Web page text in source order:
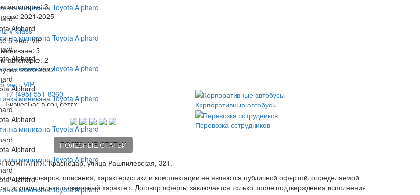
минивэна Toyota Alphard
Alphard
минивэна Toyota Alphard
Alphard
минивэна Toyota Alphard
Alphard
минивэна Toyota Alphard
Alphard
минивэна Toyota Alphard
Alphard
минивэна Toyota Alphard
Alphard
минивэна Toyota Alphard
автопарке:3
2021-2025
V-Class
5
автопарке: 2
2020-2022
мест VIP
+7 (495) 551-8360
БизнесБас в соц сетях:
ПОЛЕЗНЫЕ СТАТЬИ
Корпоративные автобусы
Перевозка сотрудников
КОМПАНИЯ. Краснодар, улица Рашпилевская, 321.
цены товаров, описания, характеристики и комплектации не являются публичной офертой, определяемой
исключительно справочный характер. Договор оферты заключается только после подтверждения исполнения